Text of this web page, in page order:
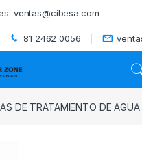
ventas@cibesa.com
81 2462 0056
DE TRATAMIENTO DE AGUA